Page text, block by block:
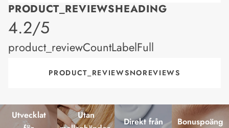
PRODUCT_REVIEWSHEADING
product_rating
4.2/5
product_reviewCountLabelFull
PRODUCT_REVIEWSNOREVIEWS
Utvecklat
Utan
Direkt från
Bonuspoäng